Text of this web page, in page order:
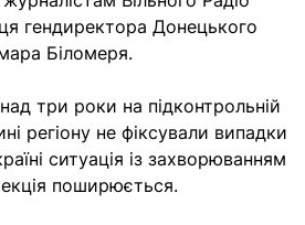
гендиректора Донецького
Біломеря.
три роки на підконтрольній
регіону не фіксували випадки
ситуація із захворюванням
поширюється.